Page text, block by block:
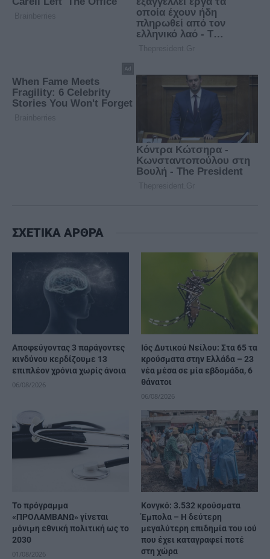
ΣΧΕΤΙΚΑ ΑΡΘΡΑ
Αποφεύγοντας 3 παράγοντες
κινδύνου κερδίζουμε 13
επιπλέον χρόνια χωρίς άνοια
06/08/2026
Ιός Δυτικού Νείλου: Στα 65 τα
κρούσματα στην Ελλάδα – 23
νέα μέσα σε μία εβδομάδα, 6
θάνατοι
06/08/2026
Το πρόγραμμα
«ΠΡΟΛΑΜΒΑΝΩ» γίνεται
μόνιμη εθνική πολιτική ως το
2030
01/08/2026
Κονγκό: 3.532 κρούσματα
Έμπολα – Η δεύτερη
μεγαλύτερη επιδημία του ιού
που έχει καταγραφεί ποτέ
στη χώρα